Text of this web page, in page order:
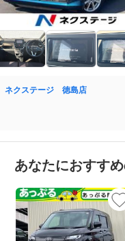
ネクステージ 徳島店
あなたにおすす